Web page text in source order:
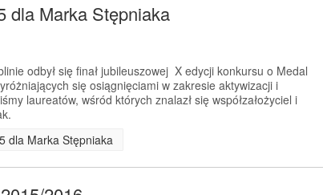
dla Marka Stępniaka
odbył się finał jubileuszowej X edycji konkursu o Medal
się osiągnięciami w zakresie aktywizacji i
laureatów, wśród których znalazł się współzałożyciel i
dla Marka Stępniaka